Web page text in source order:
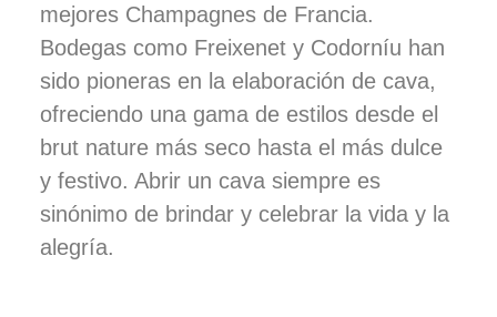
mejores Champagnes de Francia.
Bodegas como Freixenet y Codorníu han
sido pioneras en la elaboración de cava,
ofreciendo una gama de estilos desde el
brut nature más seco hasta el más dulce
y festivo. Abrir un cava siempre es
sinónimo de brindar y celebrar la vida y la
alegría.